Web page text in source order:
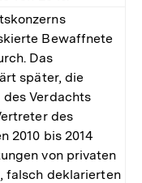
Bewaffnete
Das
später, die
des Verdachts
des
2010 bis 2014
von privaten
falsch deklarierten